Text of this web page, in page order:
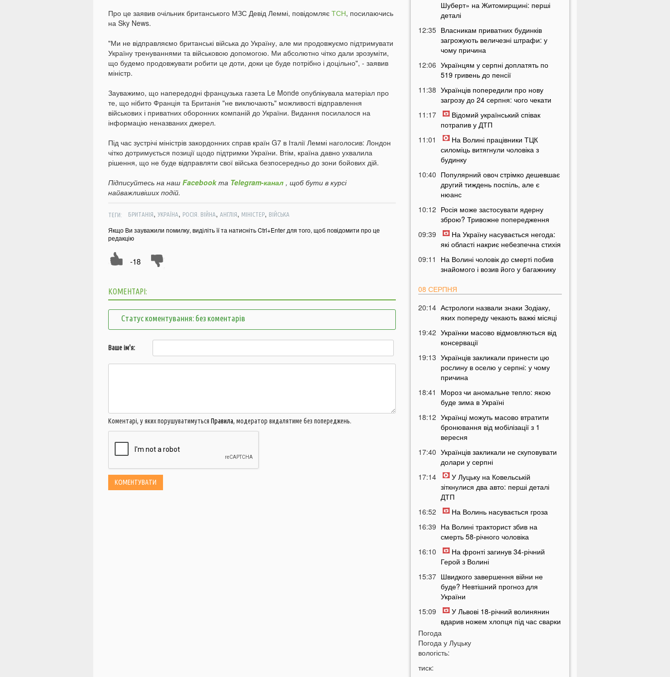
Про це заявив очільник британського МЗС Девід Леммі, повідомляє ТСН, посилаючись
на Sky News.
"Ми не відправляємо британські війська до Україну, але ми продовжуємо підтримувати
Україну тренуваннями та військовою допомогою. Ми абсолютно чітко дали зрозуміти,
що будемо продовжувати робити це доти, доки це буде потрібно і доцільно", - заявив
міністр.
Зауважимо, що напередодні французька газета Le Monde опублікувала матеріал про
те, що нібито Франція та Британія "не виключають" можливості відправлення
військових і приватних оборонних компаній до України. Видання посилалося на
інформацію неназваних джерел.
Під час зустрічі міністрів закордонних справ країн G7 в Італії Леммі наголосив: Лондон
чітко дотримується позиції щодо підтримки України. Втім, країна давно ухвалила
рішення, що не буде відправляти свої війська безпосередньо до зони бойових дій.
Підписуйтесь на наш Facebookта Telegram-канал , щоб бути в курсі
найважливіших подій.
ТЕГИ: БРИТАНІЯ, УКРАЇНА, РОСІЯ. ВІЙНА, АНГЛІЯ, МІНІСТЕР, ВІЙСЬКА
Якщо Ви зауважили помилку, виділіть її та натисніть Ctrl+Enter для того, щоб повідомити про це
редакцію
-18
КОМЕНТАРІ:
Статус коментування: без коментарів
Ваше ім'я:
Коментарі, у яких порушуватимуться Правила, модератор видалятиме без попереджень.
Шуберт» на Житомирщині: перші
деталі
12:35 Власникам приватних будинків
загрожують величезні штрафи: у
чому причина
12:06 Українцям у серпні доплатять по
519 гривень до пенсії
11:38 Українців попередили про нову
загрозу до 24 серпня: чого чекати
11:17
Відомий український співак
потрапив у ДТП
11:01
На Волині працівники ТЦК
силоміць витягнули чоловіка з
будинку
10:40 Популярний овоч стрімко дешевшає
другий тиждень поспіль, але є
нюанс
10:12 Росія може застосувати ядерну
зброю? Тривожне попередження
09:39
На Україну насувається негода:
які області накриє небезпечна стихія
09:11
На Волині чоловік до смерті побив
знайомого і возив його у багажнику
08 СЕРПНЯ
20:14 Астрологи назвали знаки Зодіаку,
яких попереду чекають важкі місяці
19:42 Українки масово відмовляються від
консервації
19:13 Українців закликали принести цю
рослину в оселю у серпні: у чому
причина
18:41
Мороз чи аномальне тепло: якою
буде зима в Україні
18:12 Українці можуть масово втратити
бронювання від мобілізації з 1
вересня
17:40 Українців закликали не скуповувати
долари у серпні
17:14
У Луцьку на Ковельській
зіткнулися два авто: перші деталі
ДТП
16:52
На Волинь насувається гроза
16:39 На Волині тракторист збив на
смерть 58-річного чоловіка
16:10
На фронті загинув 34-річний
Герой з Волині
15:37 Швидкого завершення війни не
буде? Невтішний прогноз для
України
15:09
У Львові 18-річний волинянин
вдарив ножем хлопця під час сварки
14:38 На Волині чоловік побив працівника
ТЦК під час перевірки документів
Погода
Погода у Луцьку
вологість:
тиск: